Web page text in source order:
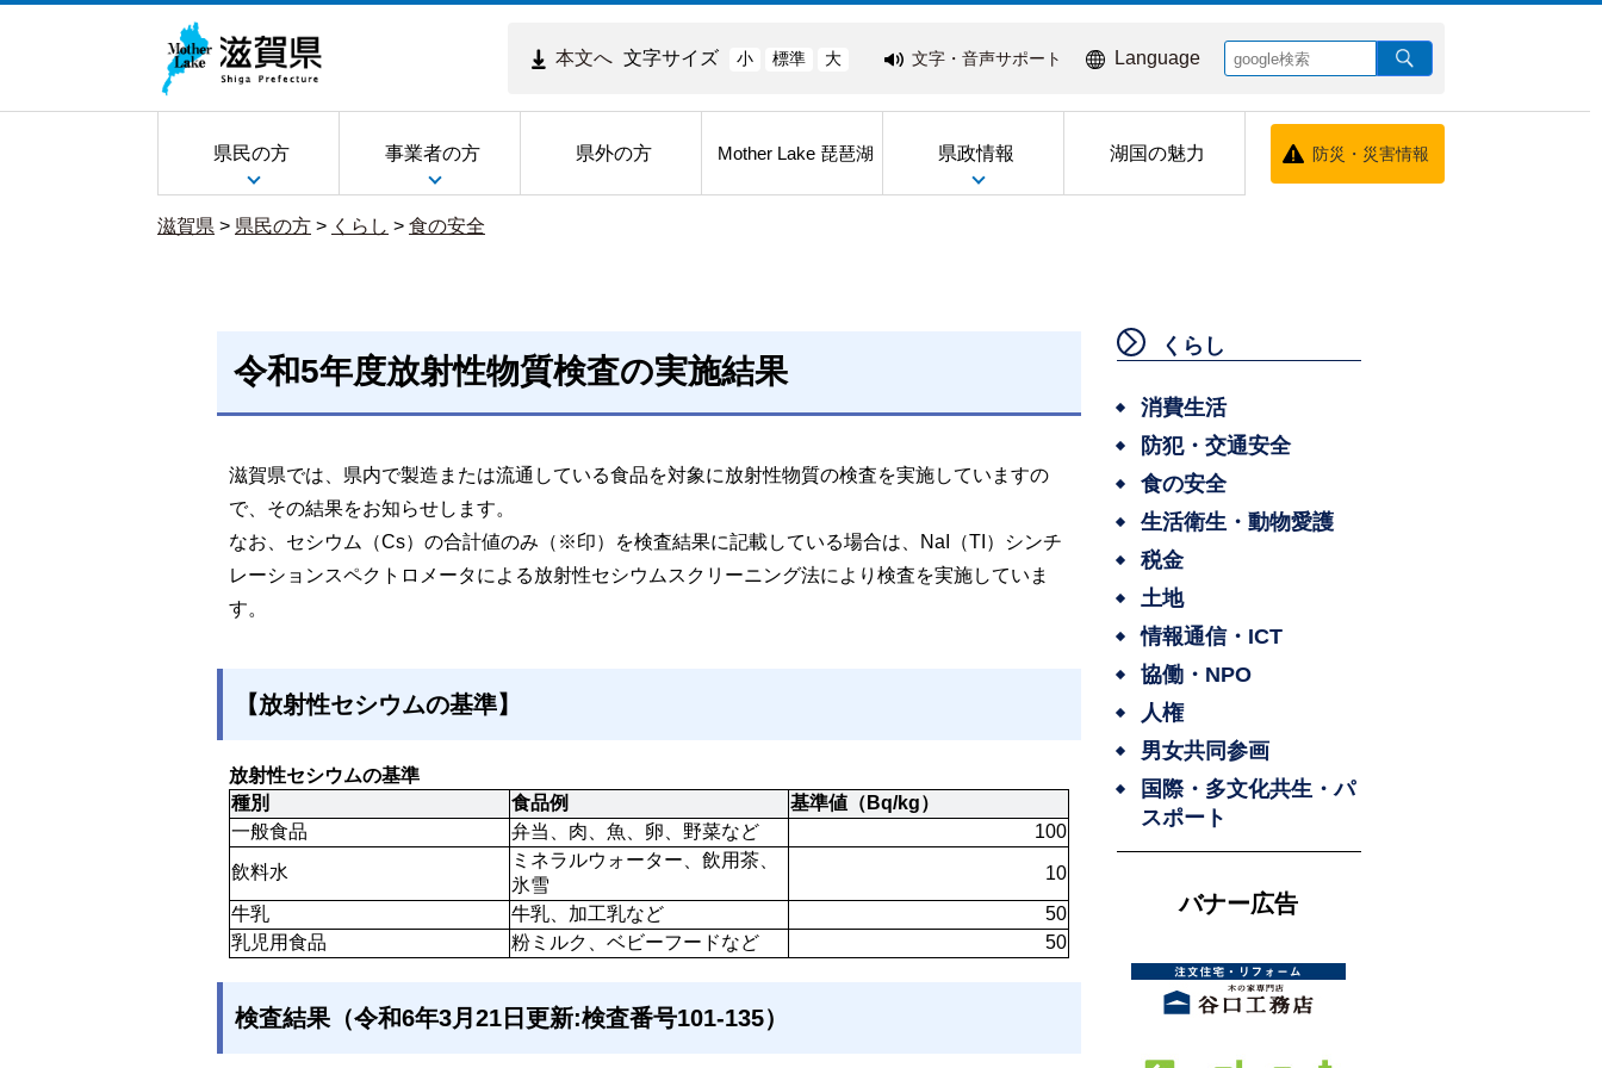
本文へ 文字サイズ 小 標準 大 文字・音声サポート Language
県民の方 事業者の方 県外の方 Mother Lake 琵琶湖 県政情報 湖国の魅力 防災・災害情報
滋賀県 > 県民の方 > くらし > 食の安全
令和5年度放射性物質検査の実施結果
滋賀県では、県内で製造または流通している食品を対象に放射性物質の検査を実施していますの
で、その結果をお知らせします。
なお、セシウム（Cs）の合計値のみ（※印）を検査結果に記載している場合は、NaI（TI）シンチ
レーションスペクトロメータによる放射性セシウムスクリーニング法により検査を実施していま
す。
【放射性セシウムの基準】
放射性セシウムの基準
種別
食品例
基準値（Bq/kg）
一般食品
弁当、肉、魚、卵、野菜など
100
飲料水
ミネラルウォーター、飲用茶、
氷雪
10
牛乳
牛乳、加工乳など
50
乳児用食品
粉ミルク、ベビーフードなど 50
検査結果（令和6年3月21日更新:検査番号101-135）
くらし
消費生活
防犯・交通安全
食の安全
生活衛生・動物愛護
税金
土地
情報通信・ICT
協働・NPO
人権
男女共同参画
国際・多文化共生・パ
スポート
バナー広告